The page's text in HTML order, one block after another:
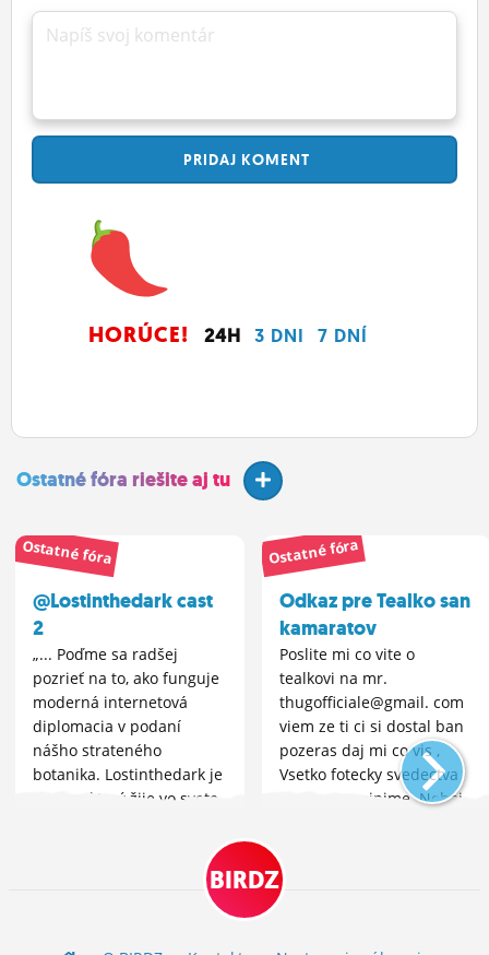
Napíš svoj komentár
PRIDAJ KOMENT
HORÚCE! 24H 3 DNI 7 DNÍ
Ostatné fóra riešite aj tu
Ostatné fóra
@Lostinthedark cast
2
„... Poďme sa radšej
pozrieť na to, ako funguje
moderná internetová
diplomacia v podaní
nášho strateného
botanika. ​Lostinthedark je
chalan, ktorý žije vo svete
mimozemšťanom za to, čo
Ostatné fóra
Odkaz pre Tealko san
kamaratov
Poslite mi co vite o
tealkovi na mr.
thugofficiale@gmail. com
viem ze ti ci si dostal ban
pozeras daj mi co vis ,
Vsetko fotecky svedectva
vsetko zverejnime. Neboj
o ktorych vies.
zverejnime...
BIRDZ